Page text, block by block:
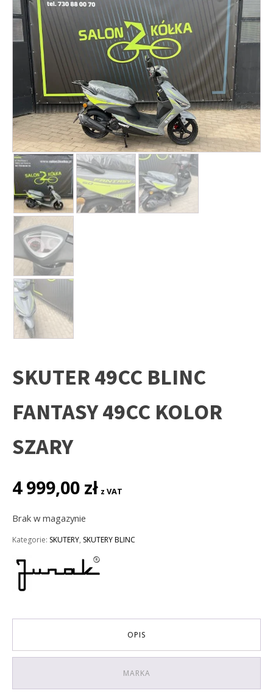
SKUTER 49CC BLINC
FANTASY 49CC KOLOR
SZARY
4 999,00 zł z VAT
Brak w magazynie
Kategorie: SKUTERY, SKUTERY BLINC
OPIS
MARKA